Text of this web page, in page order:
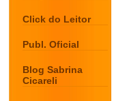
Click do Leitor
Publ. Oficial
Blog Sabrina
Cicareli